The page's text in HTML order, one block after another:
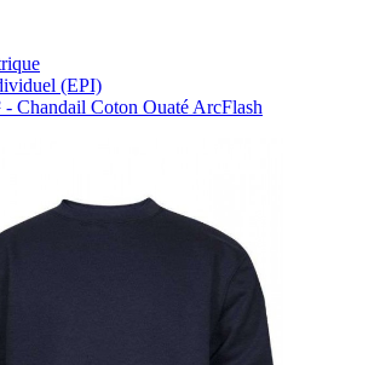
(EPI)
Chandail Coton Ouaté ArcFlash